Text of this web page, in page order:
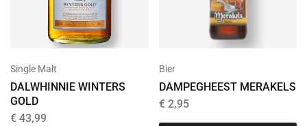
Single Malt
DALWHINNIE WINTERS
GOLD
€ 43,99
Bier
DAMPEGHEEST MERAKELS
€2,95